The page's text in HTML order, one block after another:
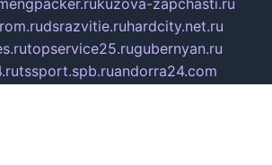
dsrazvitie.ruhardcity.net.ru
topservice25.rugubernyan.ru
tssport.spb.ruandorra24.com